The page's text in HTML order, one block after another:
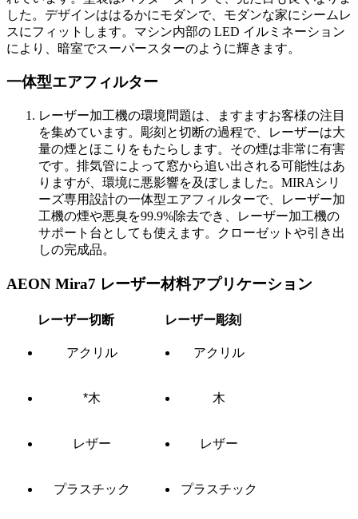
した。デザインははるかにモダンで、モダンな家にシームレ
スにフィットします。マシン内部の LED イルミネーション
により、暗室でスーパースターのように輝きます。
一体型エアフィルター
レーザー加工機の環境問題は、ますますお客様の注目
を集めています。彫刻と切断の過程で、レーザーは大
量の煙とほこりをもたらします。その煙は非常に有害
です。排気管によって窓から追い出される可能性はあ
りますが、環境に悪影響を及ぼしました。MIRAシリ
ーズ専用設計の一体型エアフィルターで、レーザー加
工機の煙や悪臭を99.9%除去でき、レーザー加工機の
サポート台としても使えます。クローゼットや引き出
しの完成品。
AEON Mira7 レーザー材料アプリケーション
レーザー切断 レーザー彫刻
アクリル アクリル
*木 木
レザー レザー
プラスチック プラスチック